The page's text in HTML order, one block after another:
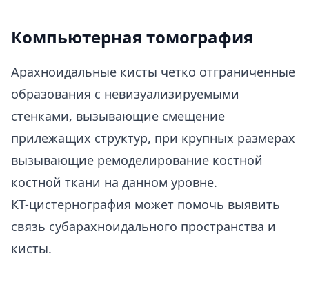
Компьютерная томография
Арахноидальные кисты четко отграниченные
образования с невизуализируемыми
стенками, вызывающие смещение
прилежащих структур, при крупных размерах
вызывающие ремоделирование костной
костной ткани на данном уровне.
КТ-цистернография может помочь выявить
связь субарахноидального пространства и
кисты.